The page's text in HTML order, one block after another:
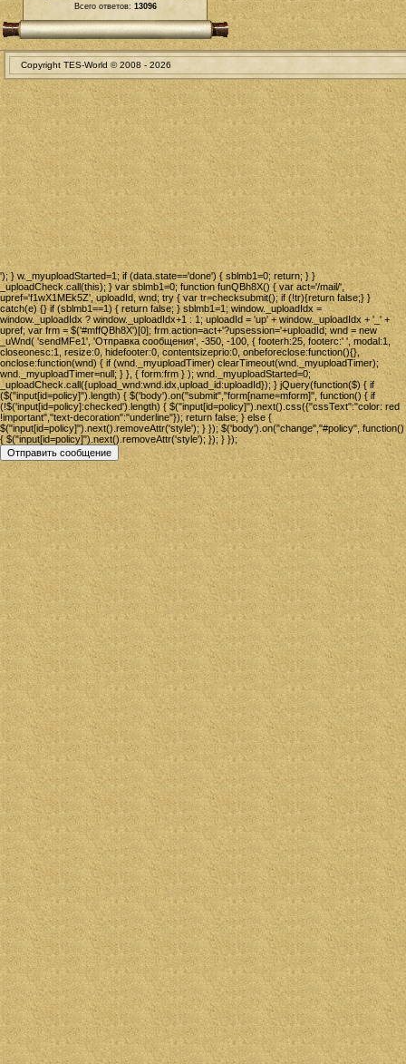
Всего ответов: 13096
Copyright TES-World © 2008 - 2026
'); } w._myuploadStarted=1; if (data.state=='done') { sblmb1=0; return; } }
_uploadCheck.call(this); } var sblmb1=0; function funQBh8X() { var act='/mail/',
upref='f1wX1MEk5Z', uploadId, wnd; try { var tr=checksubmit(); if (!tr){return false;} }
catch(e) {} if (sblmb1==1) { return false; } sblmb1=1; window._uploadIdx =
window._uploadIdx ? window._uploadIdx+1 : 1; uploadId = 'up' + window._uploadIdx + '_' +
upref; var frm = $('#mffQBh8X')[0]; frm.action=act+'?upsession='+uploadId; wnd = new
_uWnd( 'sendMFe1', 'Отправка сообщения', -350, -100, { footerh:25, footerc:' ', modal:1,
closeonesc:1, resize:0, hidefooter:0, contentsizeprio:0, onbeforeclose:function(){},
onclose:function(wnd) { if (wnd._myuploadTimer) clearTimeout(wnd._myuploadTimer);
wnd._myuploadTimer=null; } }, { form:frm } ); wnd._myuploadStarted=0;
_uploadCheck.call({upload_wnd:wnd.idx,upload_id:uploadId}); } jQuery(function($) { if
($("input[id=policy]").length) { $('body').on("submit","form[name=mform]", function() { if
(!$('input[id=policy]:checked').length) { $("input[id=policy]").next().css({"cssText":"color: red
!important","text-decoration":"underline"}); return false; } else {
$("input[id=policy]").next().removeAttr('style'); } }); $('body').on("change","#policy", function()
{ $("input[id=policy]").next().removeAttr('style'); }); } });